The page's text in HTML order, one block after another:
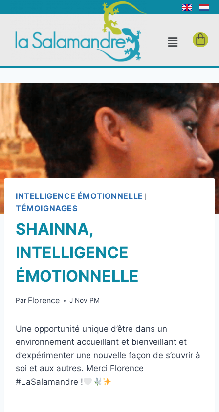
INTELLIGENCE ÉMOTIONNELLE
TÉMOIGNAGES
SHAINNA,
INTELLIGENCE
ÉMOTIONNELLE
Par Florence J Nov PM
Une opportunité unique d’être dans un
environnement accueillant et bienveillant et
d’expérimenter une nouvelle façon de s’ouvrir à
soi et aux autres. Merci Florence
#LaSalamandre !